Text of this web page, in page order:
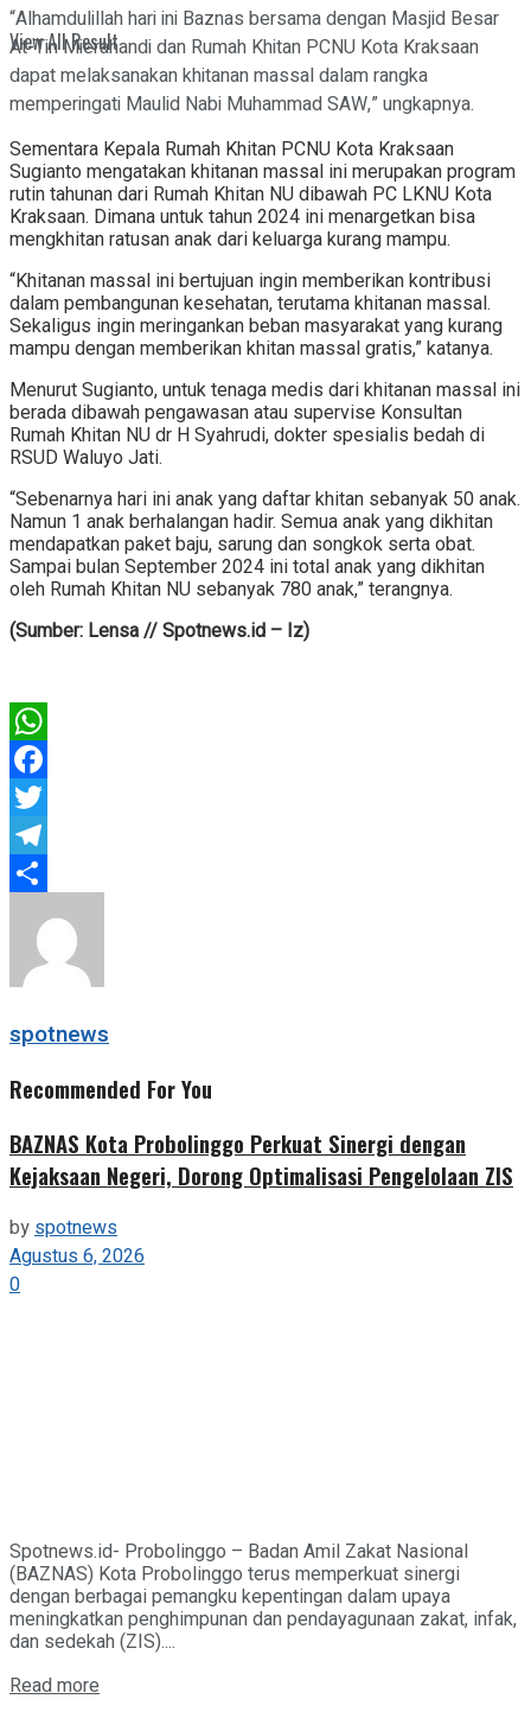
View All Result
“Alhamdulillah hari ini Baznas bersama dengan Masjid Besar
At-Tin Mierahandi dan Rumah Khitan PCNU Kota Kraksaan
dapat melaksanakan khitanan massal dalam rangka
memperingati Maulid Nabi Muhammad SAW,” ungkapnya.
Sementara Kepala Rumah Khitan PCNU Kota Kraksaan
Sugianto mengatakan khitanan massal ini merupakan program
rutin tahunan dari Rumah Khitan NU dibawah PC LKNU Kota
Kraksaan. Dimana untuk tahun 2024 ini menargetkan bisa
mengkhitan ratusan anak dari keluarga kurang mampu.
“Khitanan massal ini bertujuan ingin memberikan kontribusi
dalam pembangunan kesehatan, terutama khitanan massal.
Sekaligus ingin meringankan beban masyarakat yang kurang
mampu dengan memberikan khitan massal gratis,” katanya.
Menurut Sugianto, untuk tenaga medis dari khitanan massal ini
berada dibawah pengawasan atau supervise Konsultan
Rumah Khitan NU dr H Syahrudi, dokter spesialis bedah di
RSUD Waluyo Jati.
“Sebenarnya hari ini anak yang daftar khitan sebanyak 50 anak.
Namun 1 anak berhalangan hadir. Semua anak yang dikhitan
mendapatkan paket baju, sarung dan songkok serta obat.
Sampai bulan September 2024 ini total anak yang dikhitan
oleh Rumah Khitan NU sebanyak 780 anak,” terangnya.
(Sumber: Lensa // Spotnews.id – Iz)
WhatsApp
Facebook
Twitter
Telegram
Share
spotnews
Recommended For You
BAZNAS Kota Probolinggo Perkuat Sinergi dengan
Kejaksaan Negeri, Dorong Optimalisasi Pengelolaan ZIS
byspotnews
Agustus 6, 2026
0
Spotnews.id- Probolinggo – Badan Amil Zakat Nasional
(BAZNAS) Kota Probolinggo terus memperkuat sinergi
dengan berbagai pemangku kepentingan dalam upaya
meningkatkan penghimpunan dan pendayagunaan zakat, infak,
dan sedekah (ZIS)....
Read more